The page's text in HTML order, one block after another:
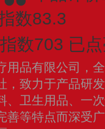
数83.3
数703 已
用品有限公司，
，致力于产品研
、卫生用品、一
善等特点而深受